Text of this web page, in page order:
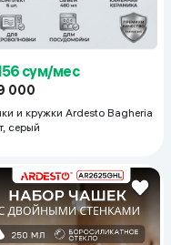
сум/мес
000
и кружки Ardesto Bagheria
серый